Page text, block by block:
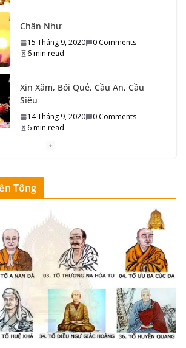
Xin Xăm, Bói Quẻ, Cầu An, Cầu
Siêu
14 Tháng 9, 2020
Phước Đức Dương, Phước Đức
Âm
14 Tháng 9, 2020
14 Tháng 9, 2020
7 min read
Vọng Tánh dâng…
0 Comments 7 min read
Thoát thời Mạt Pháp
0 Comments 7 min read
Tông (Ấn – Hoa – Việt)
Tông